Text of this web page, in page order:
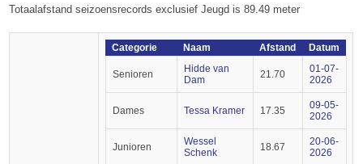
Totaalafstand seizoensrecords exclusief Jeugd is 89.49 meter
Categorie Naam Afstand Datum
Senioren
Hidde van
Dam
21.70
01-07-
2026
Dames Tessa Kramer 17.35
09-05-
2026
Junioren
Wessel
Schenk
18.67
20-06-
2026